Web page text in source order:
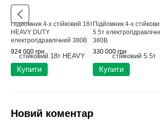
Підйомник 4-х стійковий 18т
HEAVY DUTY
електрогідравлічний 380В
PEAK 440E
924 000 грн
Купити
Підйомник 4-х
5.5т
380В
330 000 грн
Купити
Новий коментар